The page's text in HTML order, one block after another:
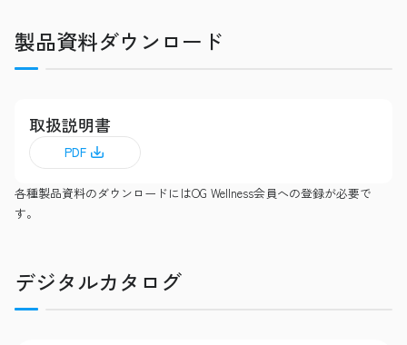
製品資料ダウンロード
取扱説明書
PDF
各種製品資料のダウンロードにはOG Wellness会員への登録が必要で
す。
デジタルカタログ